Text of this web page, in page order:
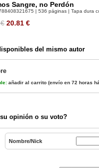
Sangre, no Perdón
| 536 páginas | Tapa dura
20.81 €
del mismo autor
añadir al carrito (envío en 72 horas
opinión o su voto?
Nombre/Nick